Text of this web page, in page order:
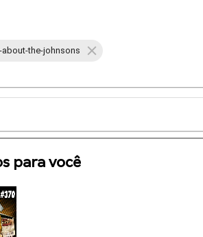
the-johnsons
para você